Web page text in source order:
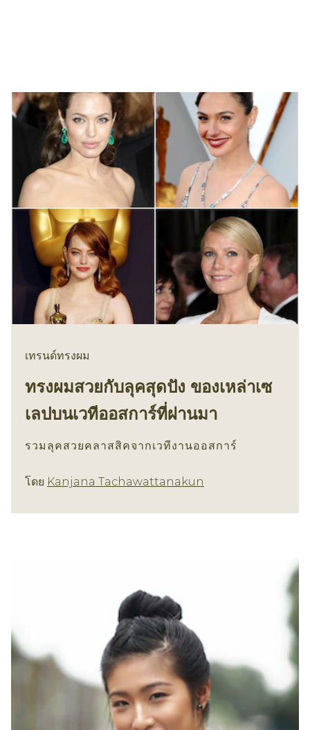
เทรนด์ทรงผม
ทรงผมสวยกับลุคสุดปัง ของเหล่าเซ
เลปบนเวทีออสการ์ที่ผ่านมา
รวมลุคสวยคลาสสิคจากเวทีงานออสการ์
โดย Kanjana Tachawattanakun